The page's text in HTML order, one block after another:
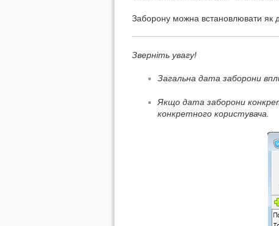
Заборону можна встановлювати як
Зверніть увагу!
Загальна дата заборони
Якщо дата заборони
конкретного користувача.